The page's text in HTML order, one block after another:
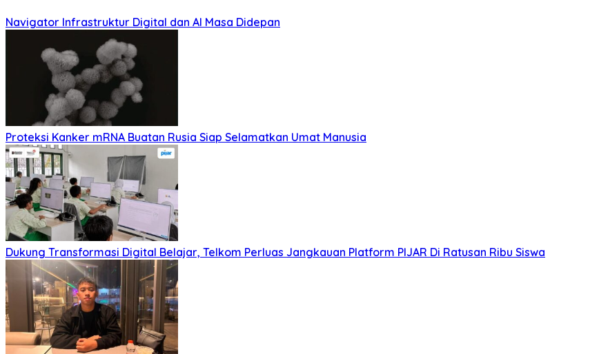
Navigator Infrastruktur Digital dan AI Masa Didepan
Proteksi Kanker mRNA Buatan Rusia Siap Selamatkan Umat Manusia
Dukung Transformasi Digital Belajar, Telkom Perluas Jangkauan Platform PIJAR Di Ratusan Ribu Siswa